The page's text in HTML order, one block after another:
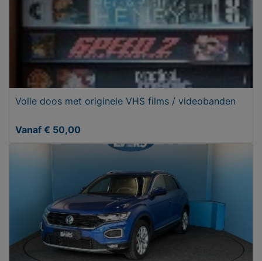
Volle doos met originele VHS films / videobanden
Vanaf € 50,00